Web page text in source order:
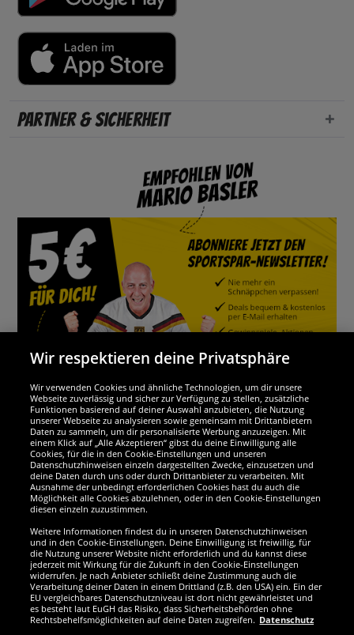
Partner & Sicherheit
Wir sind ausgezeichnet
Werde SportSpar-Fan!
Wir respektieren deine Privatsphäre
Wir verwenden Cookies und ähnliche Technologien, um dir unsere
Webseite zuverlässig und sicher zur Verfügung zu stellen, zusätzliche
Funktionen basierend auf deiner Auswahl anzubieten, die Nutzung
unserer Webseite zu analysieren sowie gemeinsam mit Drittanbietern
Daten zu sammeln, um dir personalisierte Werbung anzuzeigen. Mit
einem Klick auf „Alle Akzeptieren“ gibst du deine Einwilligung alle
Cookies, für die in den Cookie-Einstellungen und unseren
Datenschutzhinweisen einzeln dargestellten Zwecke, einzusetzen und
deine Daten durch uns oder durch Drittanbieter zu verarbeiten. Mit
Ausnahme der unbedingt erforderlichen Cookies hast du auch die
Möglichkeit alle Cookies abzulehnen, oder in den Cookie-Einstellungen
diesen einzeln zuzustimmen.
Weitere Informationen findest du in unseren Datenschutzhinweisen
und in den Cookie-Einstellungen. Deine Einwilligung ist freiwillig, für
die Nutzung unserer Website nicht erforderlich und du kannst diese
jederzeit mit Wirkung für die Zukunft in den Cookie-Einstellungen
widerrufen. Je nach Anbieter schließt deine Zustimmung auch die
Verarbeitung deiner Daten in einem Drittland (z.B. den USA) ein. Ein der
EU vergleichbares Datenschutzniveau ist dort nicht gewährleistet und
es besteht laut EuGH das Risiko, dass Sicherheitsbehörden ohne
Rechtsbehelfsmöglichkeiten auf deine Daten zugreifen. Datenschutz